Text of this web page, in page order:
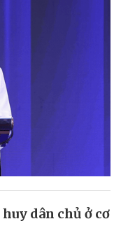
dân chủ ở cơ